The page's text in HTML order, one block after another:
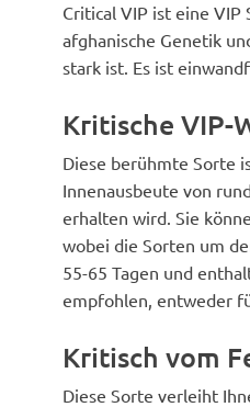
Critical VIP ist eine
afghanische Genetik
stark ist. Es ist
Kritische VIP-
Diese berühmte Sorte
Innenausbeute von
erhalten wird. Sie
wobei die Sorten um
55-65 Tagen und
empfohlen, entweder
Kritisch vom
Diese Sorte verleiht